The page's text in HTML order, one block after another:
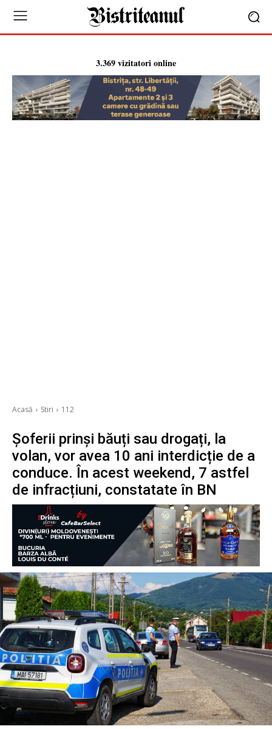
3.369 vizitatori online
Acasă Stiri 112
Șoferii prinși băuți sau drogați, la
volan, vor avea 10 ani interdicție de a
conduce. În acest weekend, 7 astfel
de infracțiuni, constatate în BN